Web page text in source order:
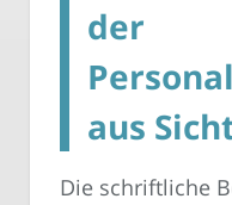
der
aus
Die schriftliche